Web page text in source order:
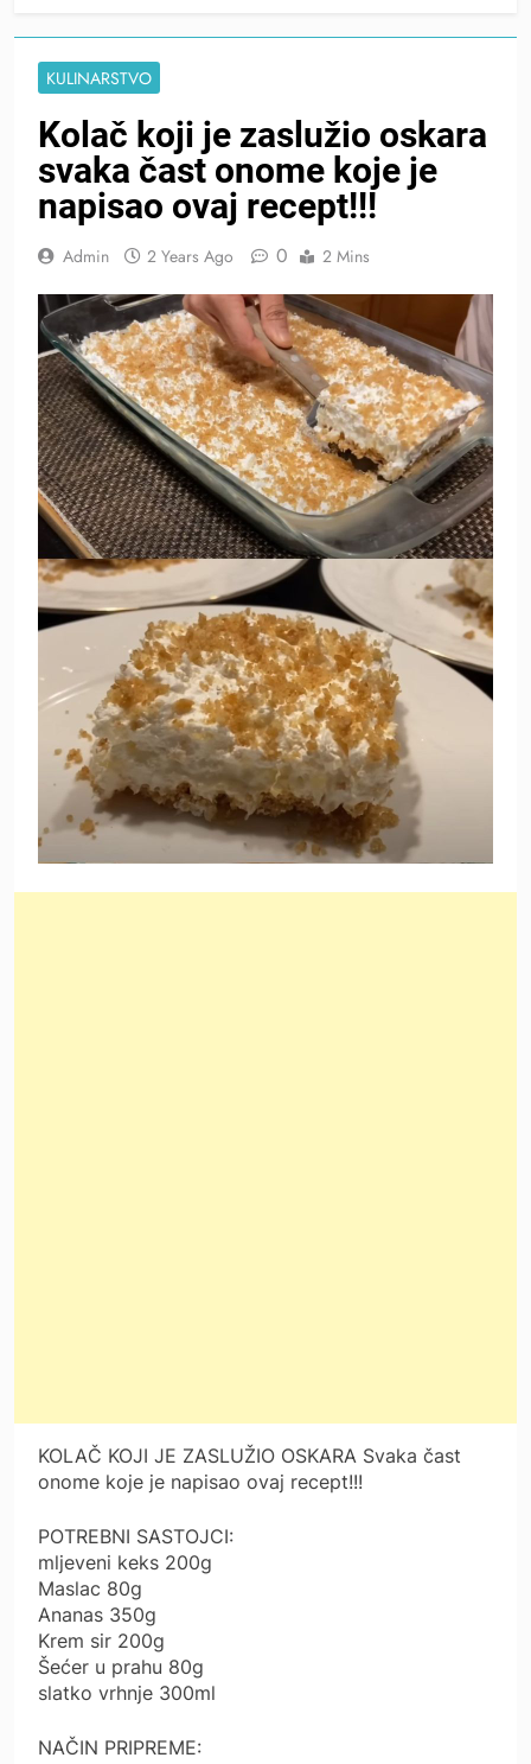
KULINARSTVO
Kolač koji je zaslužio oskara
svaka čast onome koje je
napisao ovaj recept!!!
Admin 2 Years Ago 0 2 Mins
KOLAČ KOJI JE ZASLUŽIO OSKARA Svaka čast
onome koje je napisao ovaj recept!!!
POTREBNI SASTOJCI:
mljeveni keks 200g
Maslac 80g
Ananas 350g
Krem sir 200g
Šećer u prahu 80g
slatko vrhnje 300ml
NAČIN PRIPREME: